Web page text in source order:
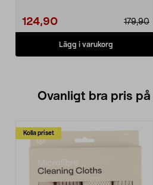
179,90
124,90
Lägg i varukorg
Ovanligt bra pris
Kolla priset